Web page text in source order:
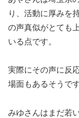
り、活動に厚みを
の声真似がとても
いる点です。
実際にその声に反
場面もあるそうです
みゆさんはまだ若